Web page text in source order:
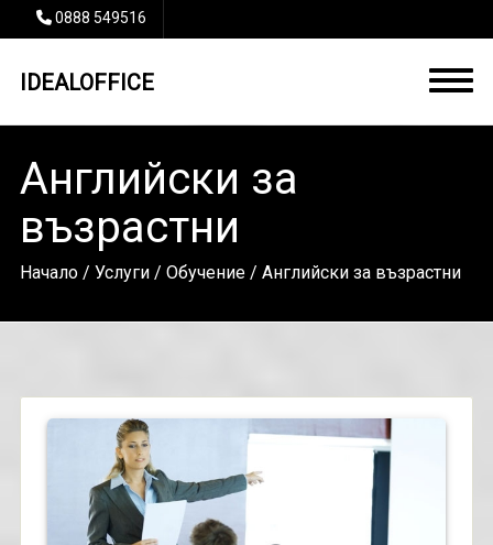
0888 549516
IDEALOFFICE
Английски за
възрастни
Начало/ Услуги/ Обучение/ Английски за възрастни